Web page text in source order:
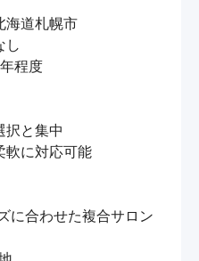
海道札幌市
し
程度
択と集中
軟に対応可能
に合わせた複合サロン